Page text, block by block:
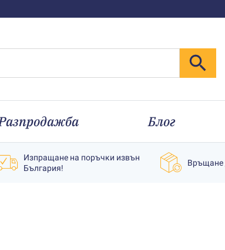
Блог
Изпращане на поръчки извън
България!
Връщане